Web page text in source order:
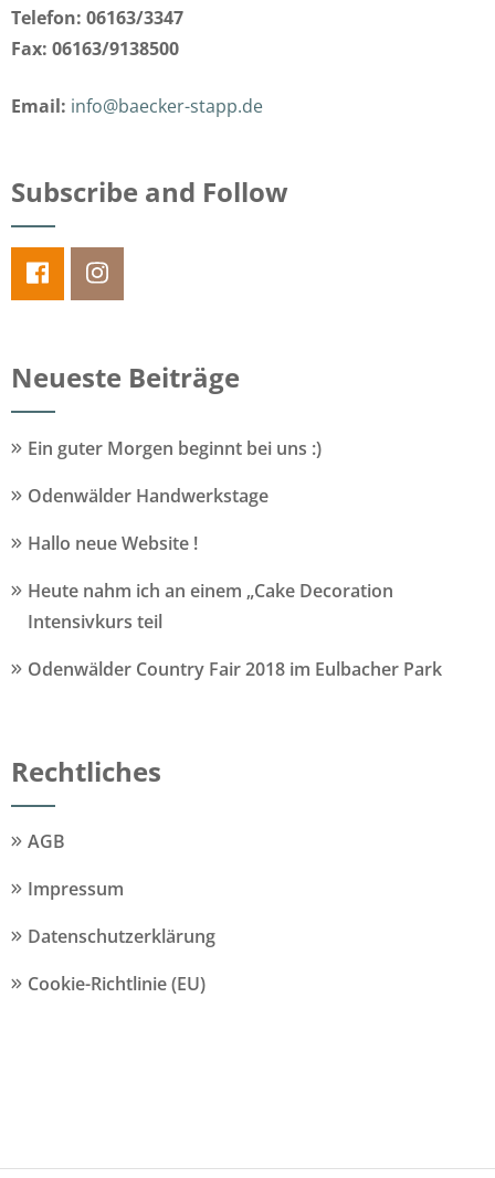
Telefon: 06163/3347
Fax: 06163/9138500
Email: info@baecker-stapp.de
Subscribe and Follow
Neueste Beiträge
Ein guter Morgen beginnt bei uns :)
Odenwälder Handwerkstage
Hallo neue Website !
Heute nahm ich an einem „Cake Decoration
Intensivkurs teil
Odenwälder Country Fair 2018 im Eulbacher Park
Rechtliches
AGB
Impressum
Datenschutzerklärung
Cookie-Richtlinie (EU)